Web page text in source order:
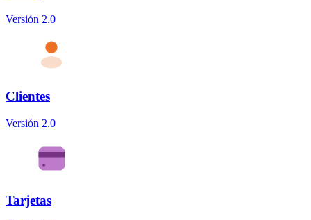
Versión 2.0
Clientes
Versión 2.0
Tarjetas